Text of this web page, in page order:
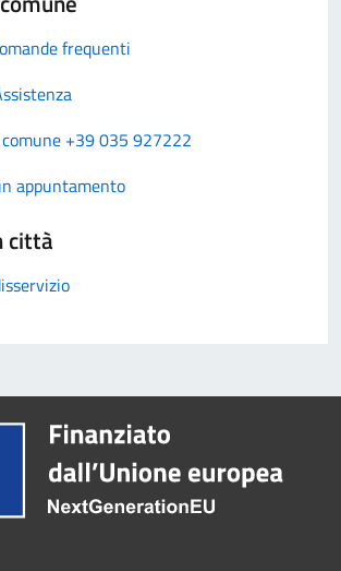
frequenti
+39 035 927222
appuntamento
città